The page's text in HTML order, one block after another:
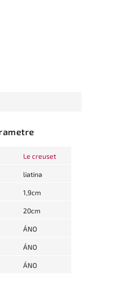
Le creuset
liatina
1,9cm
20cm
ÁNO
ÁNO
ÁNO